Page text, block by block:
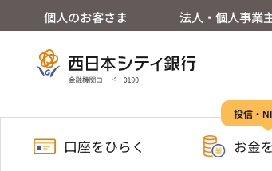
個人のお客さま 法人・個人事業
口座を ひらく
投信・
お金を